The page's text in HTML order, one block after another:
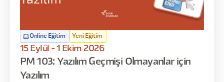
Online Eğitim Yeni Eğitim
15 Eylül - 1 Ekim 2026
PM 103: Yazılım Geçmişi Olmayanlar için
Yazılım